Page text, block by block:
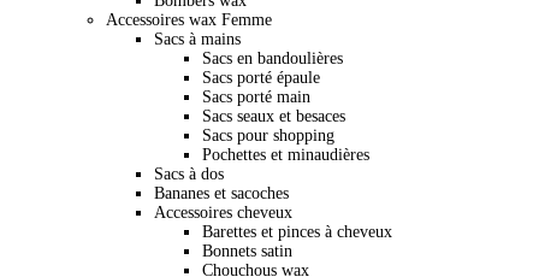
Accessoires wax Femme
Sacs à mains
Sacs en bandoulières
Sacs porté épaule
Sacs porté main
Sacs seaux et besaces
Sacs pour shopping
Pochettes et minaudières
Sacs à dos
Bananes et sacoches
Accessoires cheveux
Barettes et pinces à cheveux
Bonnets satin
Chouchous wax